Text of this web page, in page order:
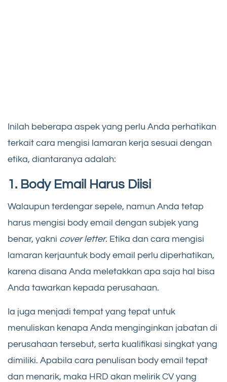
Inilah beberapa aspek yang perlu Anda perhatikan
terkait cara mengisi lamaran kerja sesuai dengan
etika, diantaranya adalah:
1. Body Email Harus Diisi
Walaupun terdengar sepele, namun Anda tetap
harus mengisi body email dengan subjek yang
benar, yakni cover letter. Etika dan cara mengisi
lamaran kerjauntuk body email perlu diperhatikan,
karena disana Anda meletakkan apa saja hal bisa
Anda tawarkan kepada perusahaan.
Ia juga menjadi tempat yang tepat untuk
menuliskan kenapa Anda menginginkan jabatan di
perusahaan tersebut, serta kualifikasi singkat yang
dimiliki. Apabila cara penulisan body email tepat
dan menarik, maka HRD akan melirik CV yang